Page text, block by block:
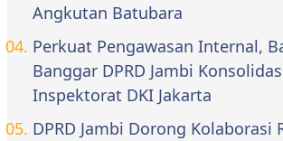
Angkutan Batubara
Perkuat Pengawasan Internal,
Banggar DPRD Jambi
Inspektorat DKI Jakarta
DPRD Jambi Dorong Kolaborasi